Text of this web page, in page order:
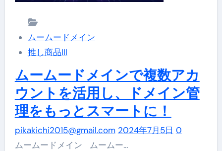
心！
ム
ム
ー
ド
メ
イ
ムームードメイン
推し商品III
ムームードメインで複数アカ
ウントを活用し、ドメイン管
理をもっとスマートに！
pikakichi2015@gmail.com 2024年7月5日 0
ムームードメイン ムームー…